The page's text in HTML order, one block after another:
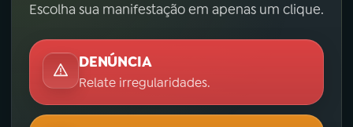
Escolha sua manifestação em apenas um clique.
DENÚNCIA
Relate irregularidades.